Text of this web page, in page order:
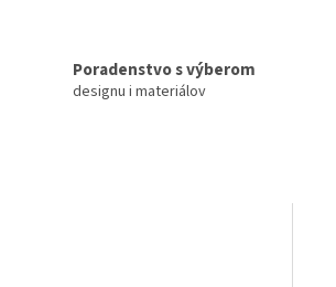
Poradenstvo s výberom
designu i materiálov